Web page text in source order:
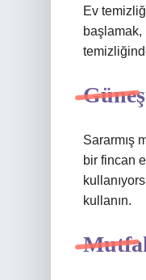
Ev
başlamak,
Sararmış
bir fincan
kullanın.